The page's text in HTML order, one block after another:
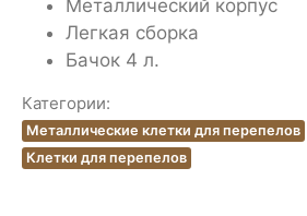
Металлический корпус
Легкая сборка
Бачок 4 л.
Категории:
Металлические клетки для перепелов
Клетки для перепелов